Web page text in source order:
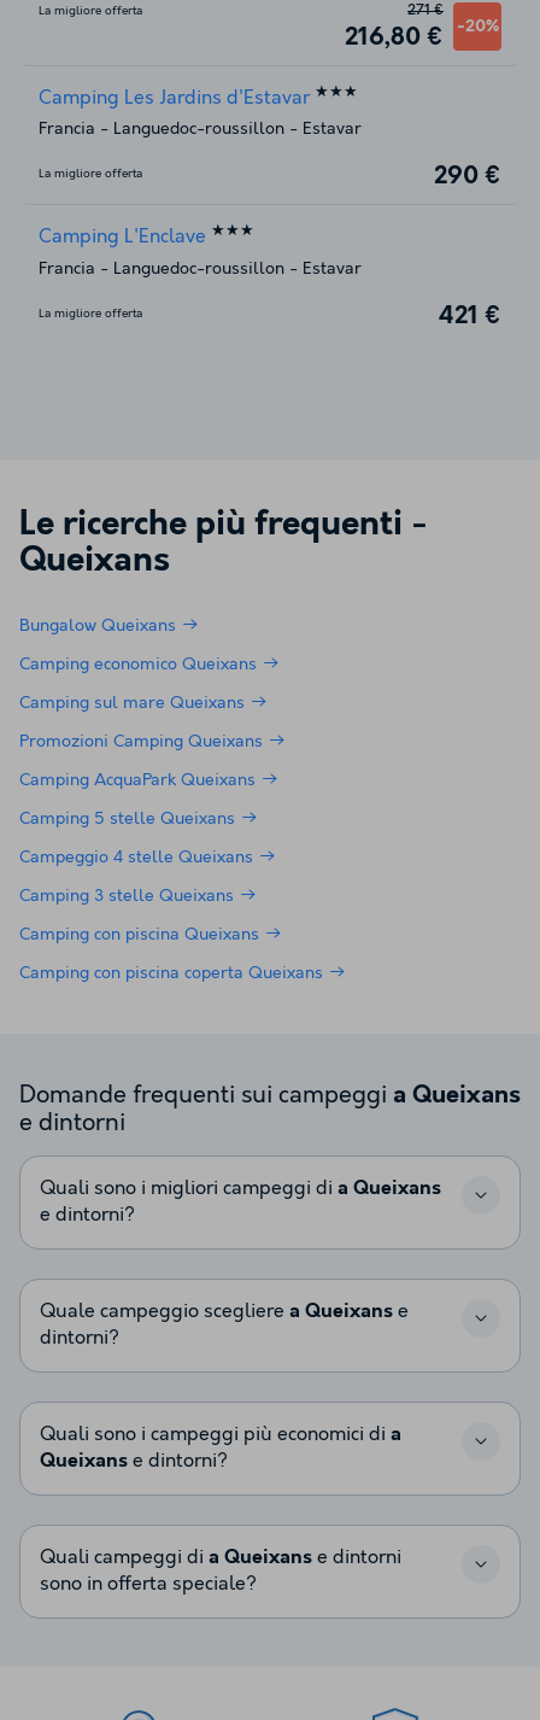
La migliore offerta
216,80 € -20%
271 €
Camping Les Jardins d'Estavar ★★★
Francia - Languedoc-roussillon - Estavar
La migliore offerta 290 €
Camping L'Enclave ★★★
Francia - Languedoc-roussillon - Estavar
La migliore offerta 421 €
Le ricerche più frequenti -
Queixans
Bungalow Queixans
Camping economico Queixans
Camping sul mare Queixans
Promozioni Camping Queixans
Camping AcquaPark Queixans
Camping 5 stelle Queixans
Campeggio 4 stelle Queixans
Camping 3 stelle Queixans
Camping con piscina Queixans
Camping con piscina coperta Queixans
Domande frequenti sui campeggi a Queixans
e dintorni
Quali sono i migliori campeggi di a Queixans
e dintorni?
Quale campeggio scegliere a Queixans e
dintorni?
Quali sono i campeggi più economici di a
Queixans e dintorni?
Quali campeggi di a Queixans e dintorni
sono in offerta speciale?